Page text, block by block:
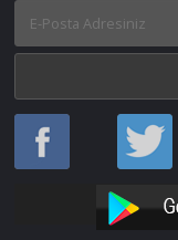
Haber
Oku
Haber
Oku